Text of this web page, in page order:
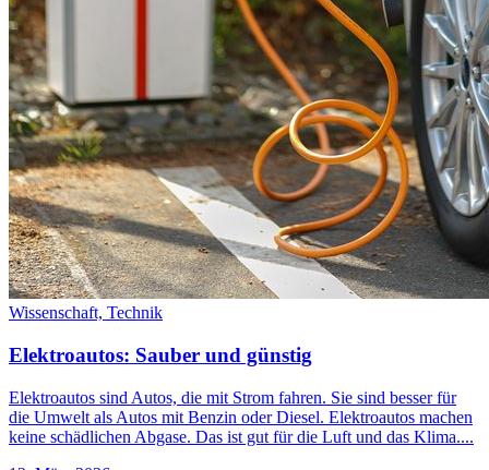
Wissenschaft, Technik
Elektroautos: Sauber und günstig
Elektroautos sind Autos, die mit Strom fahren. Sie sind besser für
die Umwelt als Autos mit Benzin oder Diesel. Elektroautos machen
keine schädlichen Abgase. Das ist gut für die Luft und das Klima....